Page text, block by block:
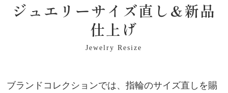
ジュエリーサイズ直し&新品
仕上げ
Jewelry Resize
ブランドコレクションでは、指輪のサイズ直しを賜